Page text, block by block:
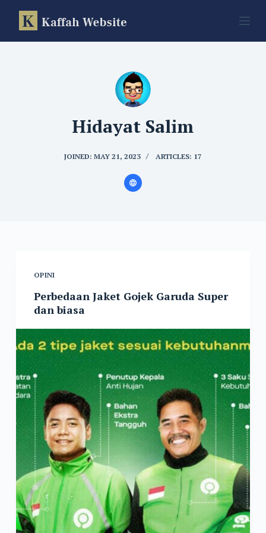
Hidayat Salim
JOINED: MAY 21, 2023 ARTICLES: 17
OPINI
Perbedaan Jaket Gojek Garuda Super
dan biasa